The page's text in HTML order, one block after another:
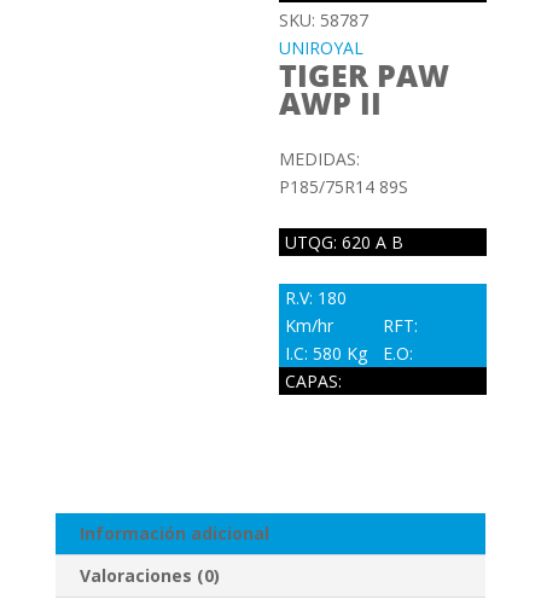
AWP
II
cantidad
SKU: 58787
UNIROYAL
TIGER PAW
AWP II
MEDIDAS:
P185/75R14 89S
UTQG: 620 A B
R.V: 180
Km/hr
RFT:
I.C: 580 Kg
E.O:
CAPAS:
Información adicional
Valoraciones (0)